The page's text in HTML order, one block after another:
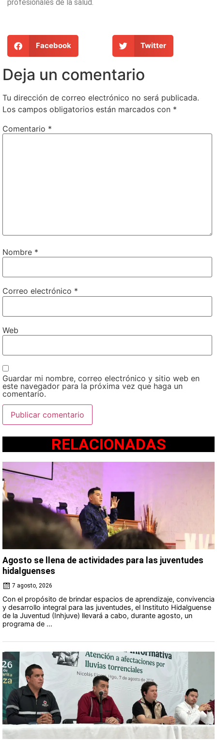
profesionales de la salud.
Facebook Twitter
Deja un comentario
Tu dirección de correo electrónico no será publicada.
Los campos obligatorios están marcados con *
Comentario *
Nombre *
Correo electrónico *
Web
Guardar mi nombre, correo electrónico y sitio web en
este navegador para la próxima vez que haga un
comentario.
RELACIONADAS
Agosto se llena de actividades para las juventudes
hidalguenses
7 agosto, 2026
Con el propósito de brindar espacios de aprendizaje, convivencia
y desarrollo integral para las juventudes, el Instituto Hidalguense
de la Juventud (Inhjuve) llevará a cabo, durante agosto, un
programa de ...